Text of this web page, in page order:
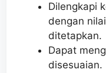
Dilengkapi
dengan
ditetapkan.
Dapat
disesuaian.